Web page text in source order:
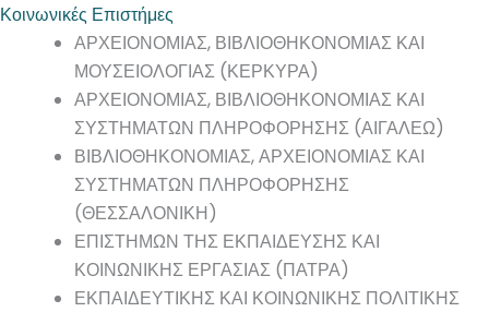
Κοινωνικές Επιστήμες
ΑΡΧΕΙΟΝΟΜΙΑΣ, ΒΙΒΛΙΟΘΗΚΟΝΟΜΙΑΣ ΚΑΙ
ΜΟΥΣΕΙΟΛΟΓΙΑΣ (ΚΕΡΚΥΡΑ)
ΑΡΧΕΙΟΝΟΜΙΑΣ, ΒΙΒΛΙΟΘΗΚΟΝΟΜΙΑΣ ΚΑΙ
ΣΥΣΤΗΜΑΤΩΝ ΠΛΗΡΟΦΟΡΗΣΗΣ (ΑΙΓΑΛΕΩ)
ΒΙΒΛΙΟΘΗΚΟΝΟΜΙΑΣ, ΑΡΧΕΙΟΝΟΜΙΑΣ ΚΑΙ
ΣΥΣΤΗΜΑΤΩΝ ΠΛΗΡΟΦΟΡΗΣΗΣ
(ΘΕΣΣΑΛΟΝΙΚΗ)
ΕΠΙΣΤΗΜΩΝ ΤΗΣ ΕΚΠΑΙΔΕΥΣΗΣ ΚΑΙ
ΚΟΙΝΩΝΙΚΗΣ ΕΡΓΑΣΙΑΣ (ΠΑΤΡΑ)
ΕΚΠΑΙΔΕΥΤΙΚΗΣ ΚΑΙ ΚΟΙΝΩΝΙΚΗΣ ΠΟΛΙΤΙΚΗΣ